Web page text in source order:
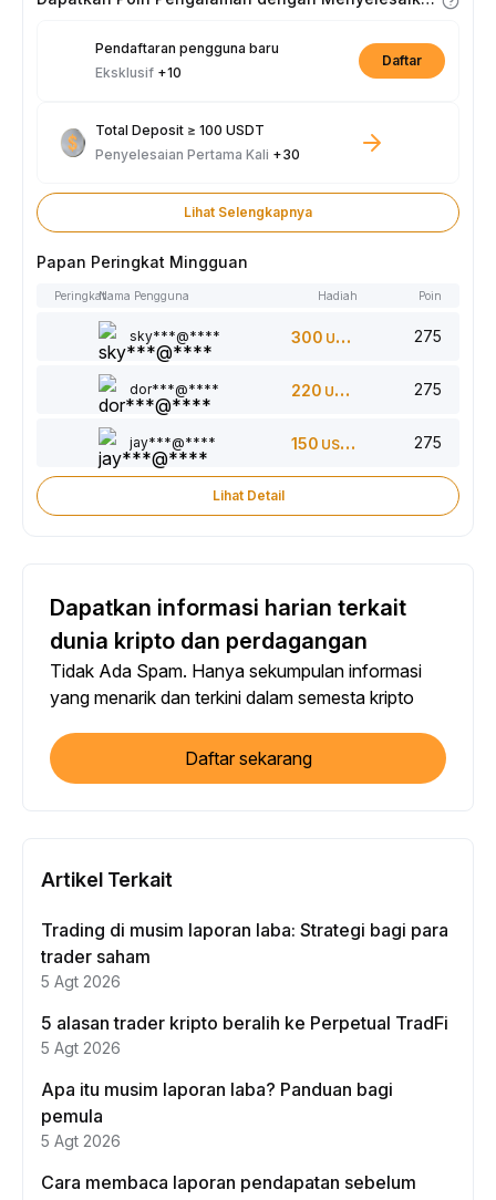
Pendaftaran pengguna baru
Eksklusif +10
Daftar
Total Deposit ≥ 100 USDT
Penyelesaian Pertama Kali +30
Lihat Selengkapnya
Papan Peringkat Mingguan
PeringkatNama Pengguna Hadiah Poin
sky***@**** 300 USDT 275
dor***@**** 220 USDT 275
jay***@**** 150 USDT 275
Lihat Detail
Dapatkan informasi harian terkait
dunia kripto dan perdagangan
Tidak Ada Spam. Hanya sekumpulan informasi
yang menarik dan terkini dalam semesta kripto
Daftar sekarang
Artikel Terkait
Trading di musim laporan laba: Strategi bagi para
trader saham
5 Agt 2026
5 alasan trader kripto beralih ke Perpetual TradFi
5 Agt 2026
Apa itu musim laporan laba? Panduan bagi
pemula
5 Agt 2026
Cara membaca laporan pendapatan sebelum